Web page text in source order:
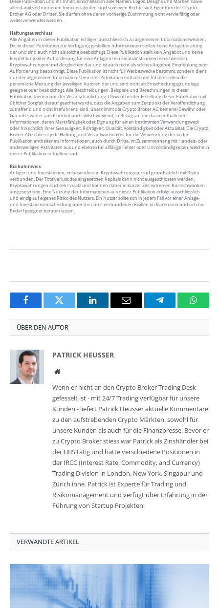
Diese Publikation und ihr Inhalt, einschliesslich aller Namen, Logos, Designs und Marken sowie
aller damit verbundenen Immaterialgüter- und sonstigen Rechte sind Eigentum der Crypto
Broker AG oder Dritter. Sie dürfen ohne deren vorherige Zustimmung nicht vervielfältig oder
weiterverwendet werden.
Haftungsausschluss
Alle Angaben in dieser Publikation erfolgen ausschliesslich zu allgemeinen Informationszwecken.
Die in dieser Publikation zur Verfügung gestellten Informationen stellen keine Anlageberatung
dar und sind auch nicht als solche beabsichtigt. Diese Publikation stellt kein Angebot und keine
Empfehlung oder Aufforderung für eine Anlage in ein Finanzinstrument einschliesslich
Kryptowährungen und dergleichen dar und ist auch nicht als solches Angebot, Empfehlung oder
Aufforderung beabsichtigt. Diese Publikation ist nicht für Werbezwecke bestimmt, sondern dient
nur der allgemeinen Information. Die in der Publikation enthaltenen Inhalte stellen die
persönliche Meinung der jeweiligen Autoren dar und sind nicht als Entscheidungsgrundlage
geeignet oder beabsichtigt. Alle Beschreibungen, Beispiele und Berechnungen in dieser
Publikation dienen nur der Veranschaulichung. Obwohl bei der Erstellung dieser Publikation mit
üblicher Sorgfalt darauf geachtet wurde, dass die Angaben zum Zeitpunkt der Veröffentlichung
zutreffend und nicht irreführend sind, übernimmt die Crypto Broker AG keinerlei Gewähr oder
Garantie, weder ausdrücklich noch stillschweigend, in Bezug auf die darin enthaltenen
Informationen, deren Marktfähigkeit oder Eignung für einen bestimmten Verwendungsweck
oder hinsichtlich ihrer Genauigkeit, Richtigkeit, Qualität, Vollständigkeit oder Aktualität. Die Crypto
Broker AG schliesst jede Haftung und Verantwortlichkeit für die Verwendung der in der
Publikation enthaltenen Informationen, auch durch Dritte, im Zusammenhang mit Handels- oder
anderweitigen Aktivitäten aus und ebenso für allfällige Fehler oder Unvollständigkeiten, welche in
dieser Publikation enthalten sind.
Risikohinweis
Anlagen und Investitionen, insbesondere in Kryptowährungen, sind grundsätzlich mit Risiko
verbunden. Der Totalverlust des eingesetzten Kapitals kann nicht ausgeschlossen werden.
Kryptowährungen sind sehr volatil und können daher in kurzer Zeit extremen Kursschwanken
ausgesetzt sein. Eine Nutzung der Informationen aus dieser Publikation erfolgt ausschliesslich
und einzig auf eigenes Risiko des Nutzers. Ein Nutzer sollte sich in jedem Fall vor einer Anlage-
und Investitionsentscheidung über die damit verbundenen Risiken im Klaren sein und sich bei
Bedarf geeignet beraten lassen.
FacebookTwitter LinkedInEmail Telegram
ÜBER DEN AUTOR
PATRICK HEUSSER
Website
Wenn er nicht an den Crypto Broker Trading Desk
gefesselt ist - mit 24/7 Trading verfügbar für unsere
Kunden - liefert Patrick Heusser aktuelle Kommentare
zu den aufstrebenden Crypto Märkten, sowohl für
unsere Kunden als auch für die Finanzpresse. Bevor er
zu Crypto Broker stiess war Patrick als Zinshändler bei
der UBS tätig und hatte verschiedene Positionen in
der IRCC (Interest Rate, Commodity, and Currency)
Trading Division in London, New York, Singapur und
Zürich inne. Patrick ist Experte für Trading und
Risikomanagement und verfügt über Erfahrung in der
Führung von Startup Projekten.
VERWANDTE ARTIKEL